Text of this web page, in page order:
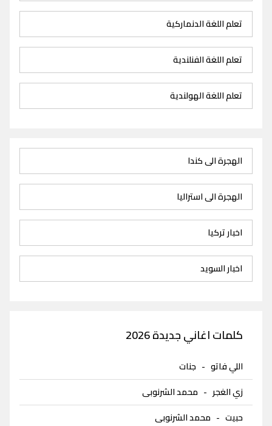
تعلم اللغة الدنماركية
تعلم اللغة الفنلندية
تعلم اللغة الهولندية
الهجرة الى كندا
الهجرة الى استراليا
اخبار تركيا
اخبار السويد
كلمات اغاني جديدة 2026
اللي فاتو - جنات
زي الغجر - محمد الشرنوبى
حبيت - محمد الشرنوبى